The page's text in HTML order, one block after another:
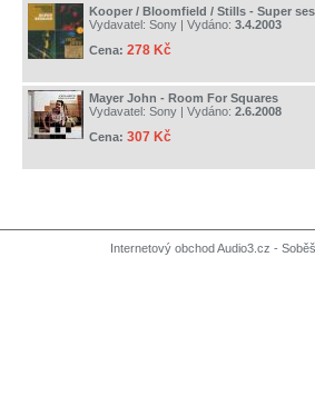
Kooper / Bloomfield / Stills - Super
Vydavatel: Sony | Vydáno: 3.4.2003
Cena: 278 Kč
Mayer John - Room For Squares
Vydavatel: Sony | Vydáno: 2.6.2008
Cena: 307 Kč
Internetový obchod Audio3.cz -